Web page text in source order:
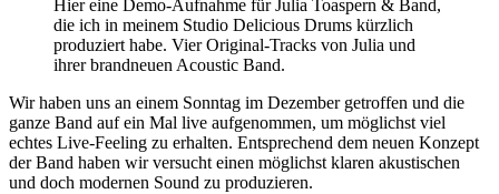
Hier eine Demo-Aufnahme für Julia Toaspern & Band,
die ich in meinem Studio Delicious Drums kürzlich
produziert habe. Vier Original-Tracks von Julia und
ihrer brandneuen Acoustic Band.
Wir haben uns an einem Sonntag im Dezember getroffen und die
ganze Band auf ein Mal live aufgenommen, um möglichst viel
echtes Live-Feeling zu erhalten. Entsprechend dem neuen Konzept
der Band haben wir versucht einen möglichst klaren akustischen
und doch modernen Sound zu produzieren.